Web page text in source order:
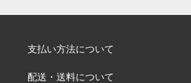
支払い方法について
配送・送料について